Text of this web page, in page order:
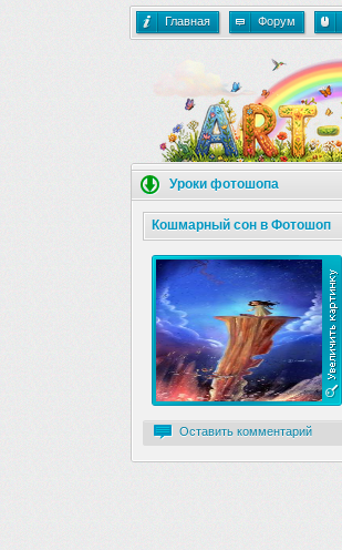
Главная Форум
Уроки фотошопа
Кошмарный сон в Фотошоп
Оставить комментарий